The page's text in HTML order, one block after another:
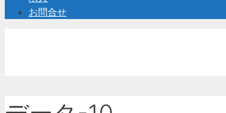
お問合せ